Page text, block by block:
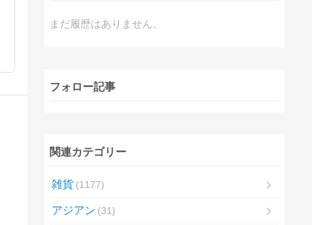
まだ履歴はありません。
フォロー記事
関連カテゴリー
雑貨 1177
アジアン 31